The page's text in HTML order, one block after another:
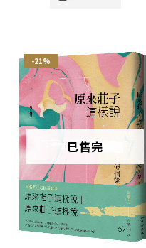
-21%
已售完